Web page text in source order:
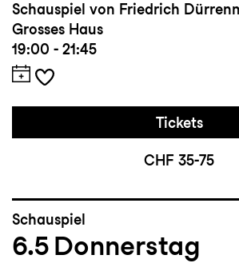
Schauspiel von Friedrich
Grosses Haus
19:00 - 21:45
Tickets
CHF 35-75
Schauspiel
6.5 Donnerstag